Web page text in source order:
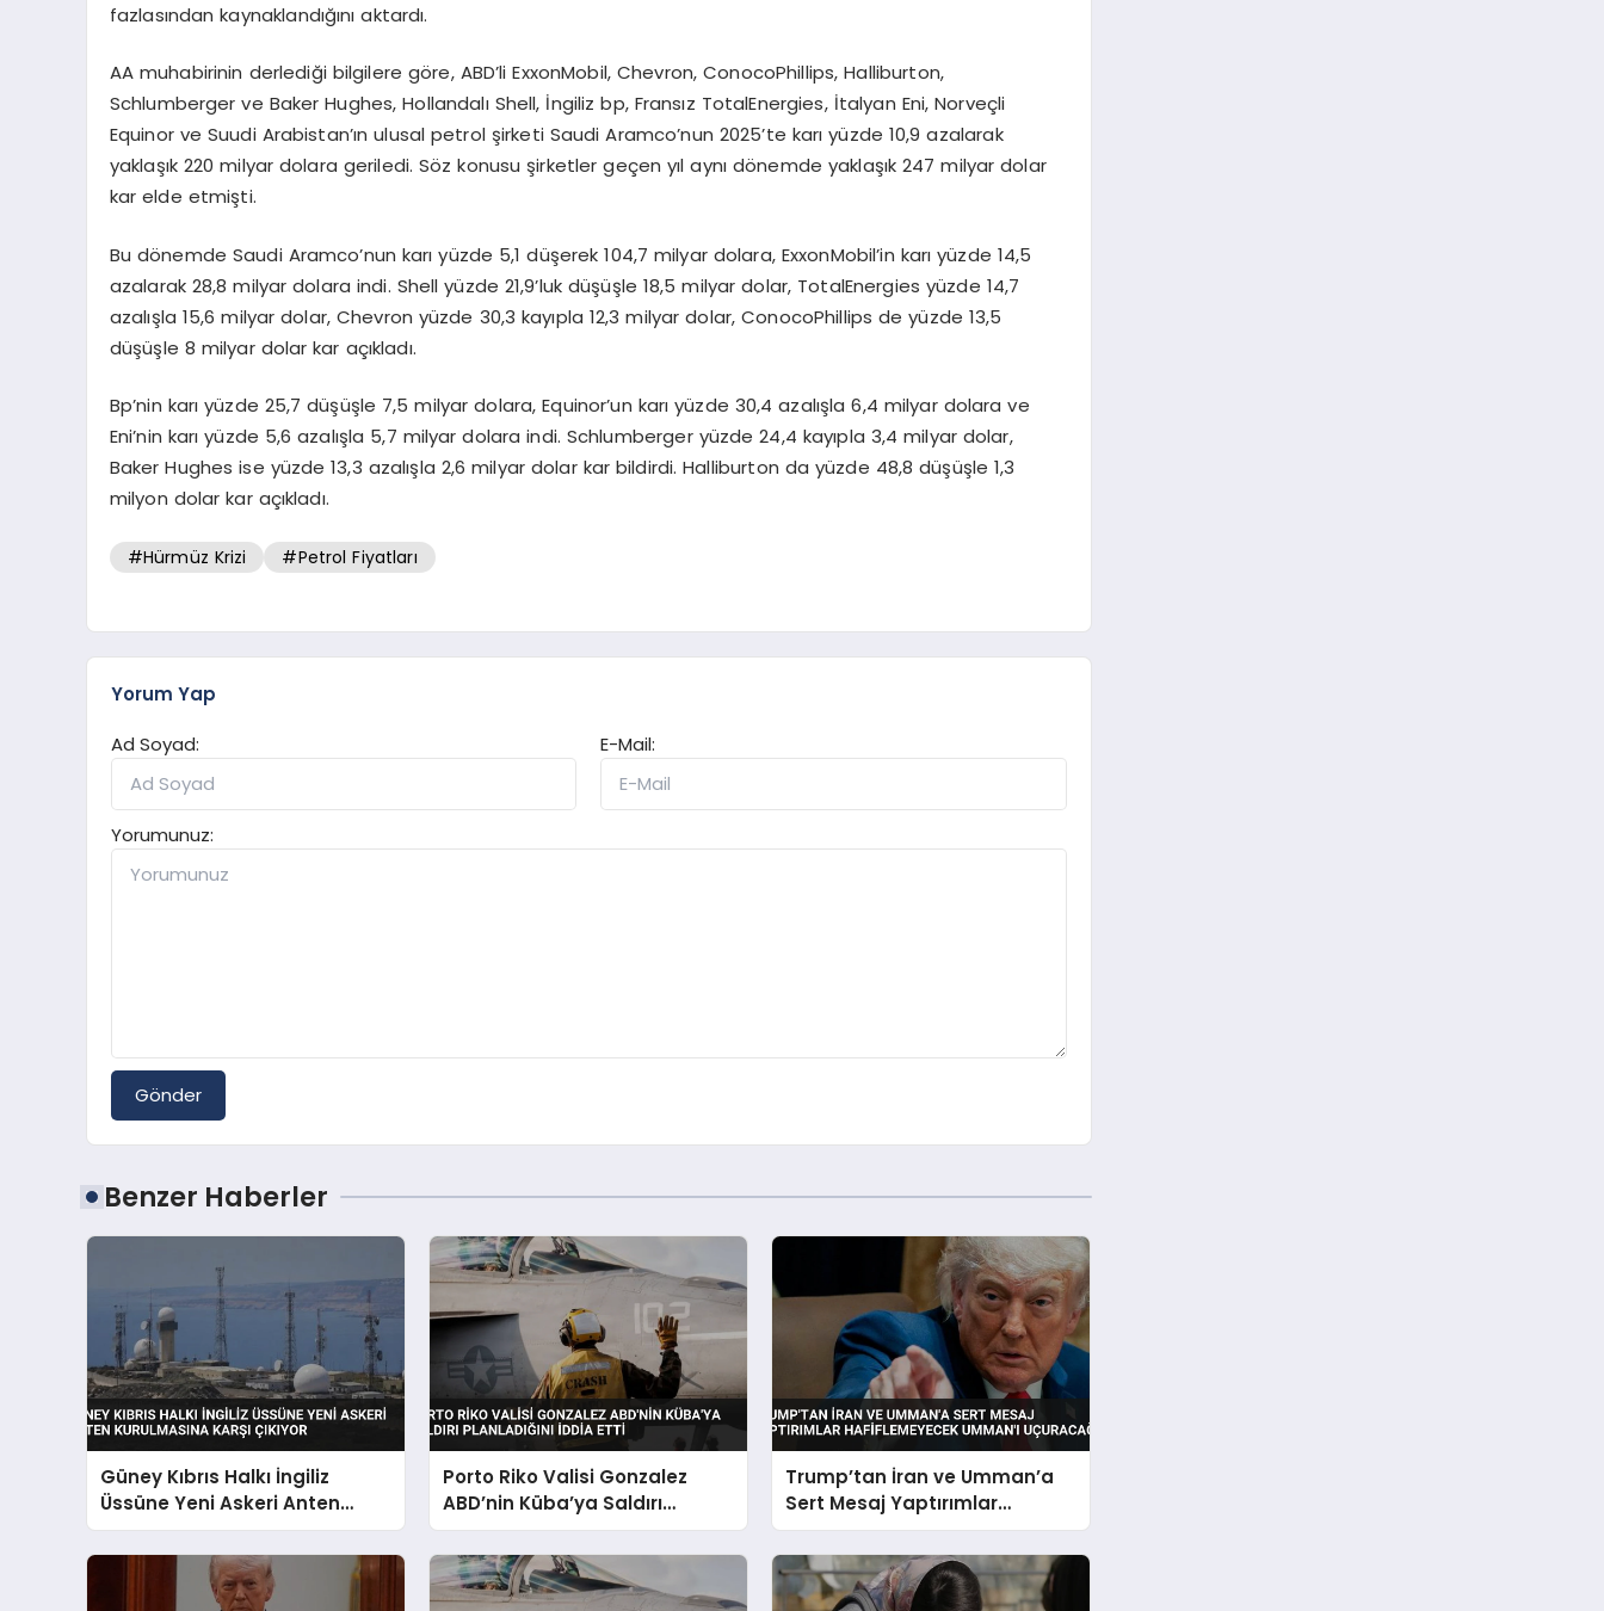
fazlasından kaynaklandığını aktardı.
AA muhabirinin derlediği bilgilere göre, ABD’li ExxonMobil, Chevron, ConocoPhillips, Halliburton,
Schlumberger ve Baker Hughes, Hollandalı Shell, İngiliz bp, Fransız TotalEnergies, İtalyan Eni, Norveçli
Equinor ve Suudi Arabistan’ın ulusal petrol şirketi Saudi Aramco’nun 2025’te karı yüzde 10,9 azalarak
yaklaşık 220 milyar dolara geriledi. Söz konusu şirketler geçen yıl aynı dönemde yaklaşık 247 milyar dolar
kar elde etmişti.
Bu dönemde Saudi Aramco’nun karı yüzde 5,1 düşerek 104,7 milyar dolara, ExxonMobil’in karı yüzde 14,5
azalarak 28,8 milyar dolara indi. Shell yüzde 21,9’luk düşüşle 18,5 milyar dolar, TotalEnergies yüzde 14,7
azalışla 15,6 milyar dolar, Chevron yüzde 30,3 kayıpla 12,3 milyar dolar, ConocoPhillips de yüzde 13,5
düşüşle 8 milyar dolar kar açıkladı.
Bp’nin karı yüzde 25,7 düşüşle 7,5 milyar dolara, Equinor’un karı yüzde 30,4 azalışla 6,4 milyar dolara ve
Eni’nin karı yüzde 5,6 azalışla 5,7 milyar dolara indi. Schlumberger yüzde 24,4 kayıpla 3,4 milyar dolar,
Baker Hughes ise yüzde 13,3 azalışla 2,6 milyar dolar kar bildirdi. Halliburton da yüzde 48,8 düşüşle 1,3
milyon dolar kar açıkladı.
#Hürmüz Krizi #Petrol Fiyatları
Yorum Yap
Ad Soyad:
E-Mail:
Yorumunuz:
Gönder
Benzer Haberler
Güney Kıbrıs Halkı İngiliz
Üssüne Yeni Askeri Anten
Kurulmasına Karşı Çıkıyor
Porto Riko Valisi Gonzalez
ABD’nin Küba’ya Saldırı
Planladığını İddia Etti
Trump’tan İran ve Umman’a
Sert Mesaj Yaptırımlar
Hafiflemeyecek Umman’ı
Uçuracağız